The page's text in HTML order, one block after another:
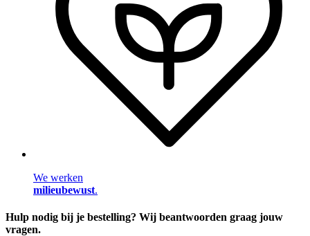
We werken
milieubewust.
Hulp nodig bij je bestelling? Wij beantwoorden graag jouw
vragen.